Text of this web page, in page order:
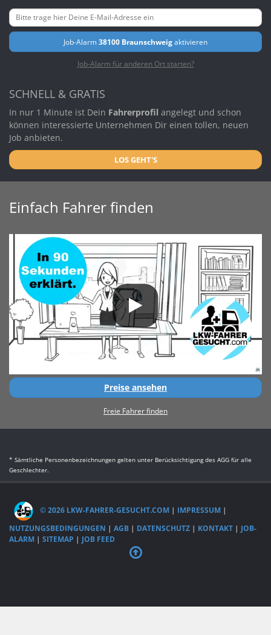
Job-Alarm38100 Braunschweigaktivieren
Job-Alarm für anderen Ort starten?
SCHNELL & GRATIS
In nur 1 Minute ist Dein Fahrerprofil angelegt und schon
können interessierte Unternehmen Dir einen tollen, neuen
Job anbieten.
LOS GEHT'S
Einfach Fahrer finden
Preise ansehen
Freie Fahrer finden
* Sämtliche Personenbezeichnungen gelten unter Berücksichtigung des AGG für alle
Geschlechter.
© 2026 LKW-FAHRER-GESUCHT.COM | IMPRESSUM |
NUTZUNGSBEDINGUNGEN | AGB | DATENSCHUTZ | KONTAKT | JOB-
ALARM | SITEMAP | JOB FEED